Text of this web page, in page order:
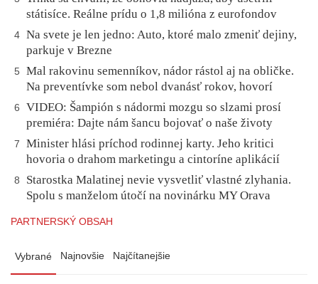
státisíce. Reálne prídu o 1,8 milióna z eurofondov
4 Na svete je len jedno: Auto, ktoré malo zmeniť dejiny,
parkuje v Brezne
5
Mal rakovinu semenníkov, nádor rástol aj na obličke.
Na preventívke som nebol dvanásť rokov, hovorí
6
VIDEO: Šampión s nádormi mozgu so slzami prosí
premiéra: Dajte nám šancu bojovať o naše životy
7
Minister hlási príchod rodinnej karty. Jeho kritici
hovoria o drahom marketingu a cintoríne aplikácií
8
Starostka Malatinej nevie vysvetliť vlastné zlyhania.
Spolu s manželom útočí na novinárku MY Orava
PARTNERSKÝ OBSAH
Vybrané Najnovšie Najčítanejšie